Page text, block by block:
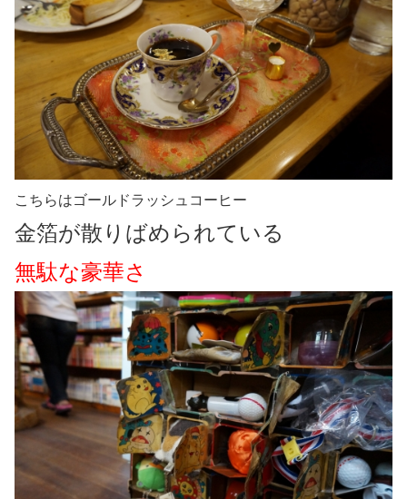
こちらはゴールドラッシュコーヒー
金箔が散りばめられている
無駄な豪華さ